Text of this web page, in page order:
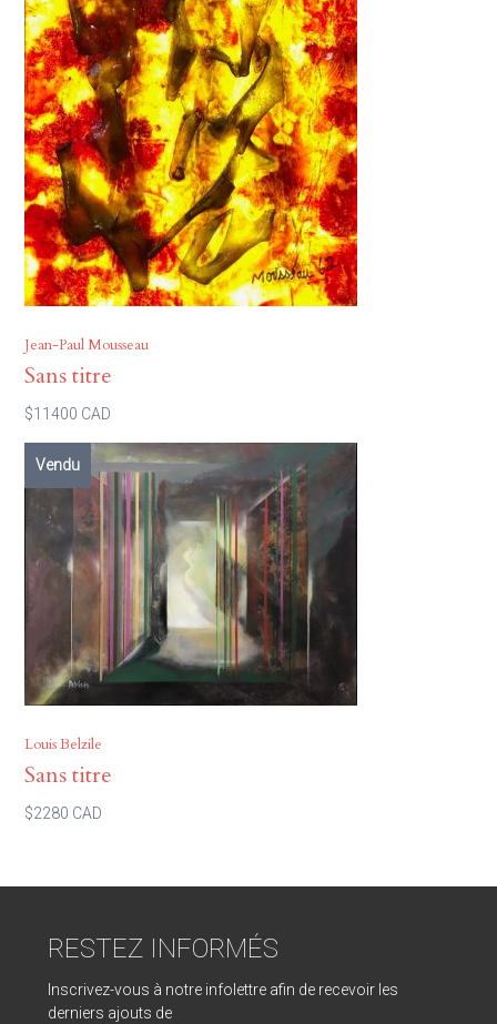
Jean-Paul Mousseau
Sans titre
$11400 CAD
Vendu
Louis Belzile
Sans titre
$2280 CAD
RESTEZ INFORMÉS
Inscrivez-vous à notre infolettre afin de recevoir les
derniers ajouts de